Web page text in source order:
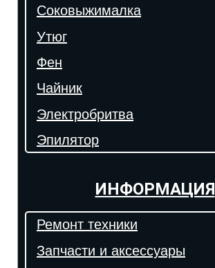
Соковыжималка
Утюг
Фен
Чайник
Электробритва
Эпилятор
ИНФОРМАЦИЯ
Ремонт техники
Запчасти и аксессуары